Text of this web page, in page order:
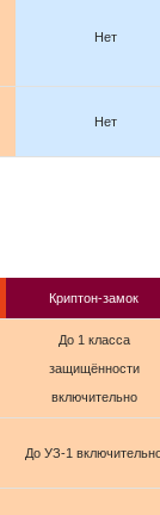
Нет
Нет
Криптон-замок
До 1 класса
защищённости
включительно
До УЗ-1